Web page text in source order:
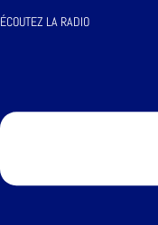
ÉCOUTEZ LA RADIO